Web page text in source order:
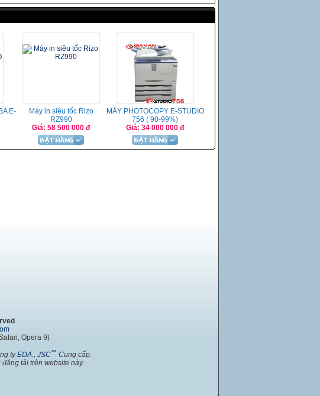
E-
Máy in siêu tốc Rizo
RZ990
Giá: 58 500 000 đ
MÁY PHOTOCOPY E-STUDIO
756 ( 90-99%)
Giá: 34 000 000 đ
Opera 9)
tyEDA., JSC™ Cung cấp.
tải trên website này.